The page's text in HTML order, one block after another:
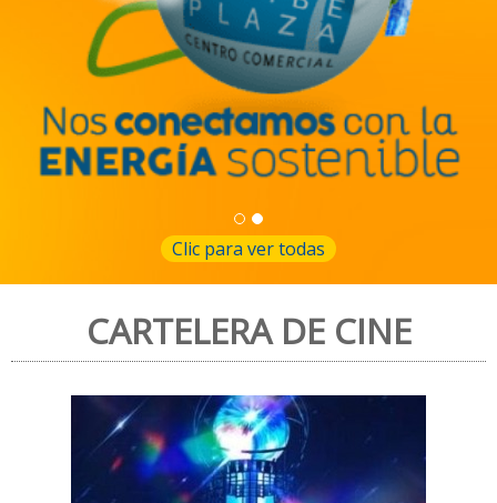
Clic para ver todas
CARTELERA DE CINE